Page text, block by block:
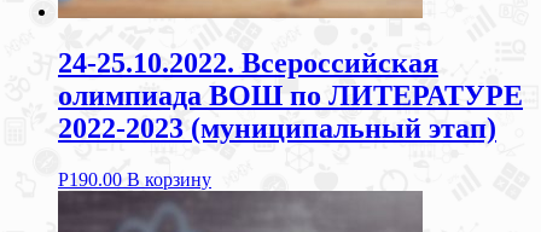
24-25.10.2022. Всероссийская
олимпиада ВОШ по ЛИТЕРАТУРЕ
2022-2023 (муниципальный этап)
Р190.00 В корзину